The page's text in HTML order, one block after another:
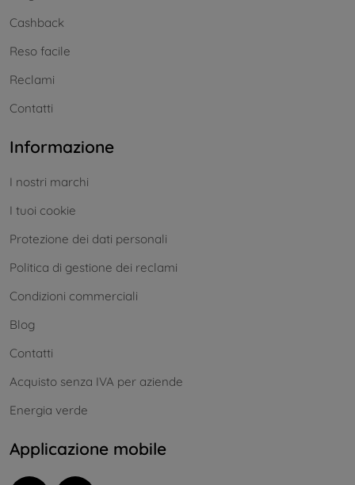
Cashback
Reso facile
Reclami
Contatti
Informazione
I nostri marchi
I tuoi cookie
Protezione dei dati personali
Politica di gestione dei reclami
Condizioni commerciali
Blog
Contatti
Acquisto senza IVA per aziende
Energia verde
Applicazione mobile